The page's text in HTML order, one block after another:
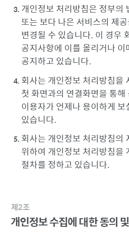
개인정보 처리방침은 정부의
또는 보다 나은 서비스의 제
변경될 수 있습니다. 이 경우
공지사항에 이를 올리거나 이
공지하고 있습니다.
회사는 개인정보 처리방침을
첫 화면과의 연결화면을 통해
이용자가 언제나 용이하게
있습니다.
회사는 개인정보 처리방침의
위하여 개인정보 처리방침을
절차를 정하고 있습니다.
제2조
개인정보 수집에 대한 동의